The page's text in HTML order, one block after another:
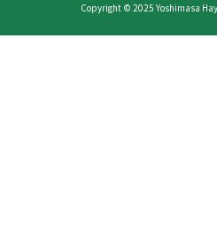
Copyright © 2025 Yoshimasa